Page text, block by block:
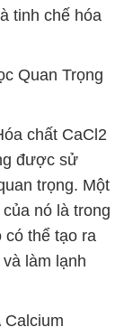
tinh chế hóa
Quan Trọng
chất CaCl2
được sử
trọng. Một
nó là trong
có thể tạo ra
làm lạnh
Calcium